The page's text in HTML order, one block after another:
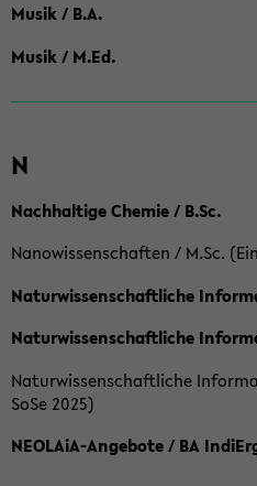
Musik / B.A.
Musik / M.Ed.
N
Nachhaltige Chemie / B.Sc.
Nanowissenschaften / M.Sc.
Naturwissenschaftliche
Naturwissenschaftliche
Naturwissenschaftliche
SoSe 2025)
NEOLAiA-Angebote / BA